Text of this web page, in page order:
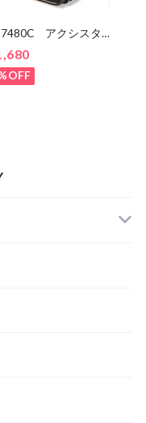
アクシスタ
モト